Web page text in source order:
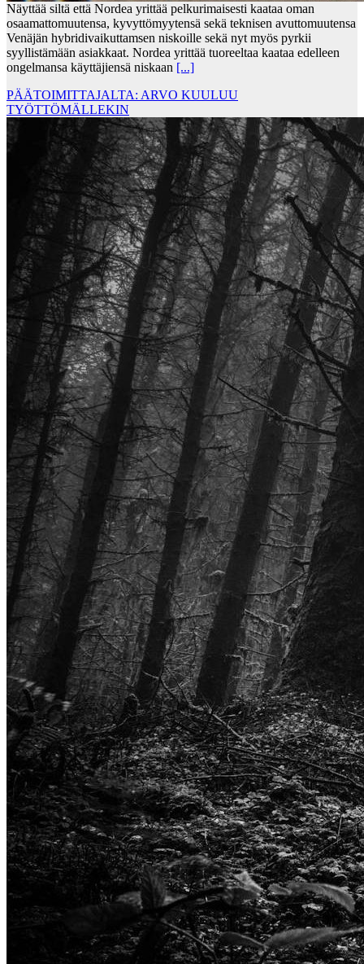
Näyttää siltä että Nordea yrittää pelkurimaisesti kaataa oman
osaamattomuutensa, kyvyttömyytensä sekä teknisen avuttomuutensa
Venäjän hybridivaikuttamsen niskoille sekä nyt myös pyrkii
syyllistämään asiakkaat. Nordea yrittää tuoreeltaa kaataa edelleen
ongelmansa käyttäjiensä niskaan [...]
PÄÄTOIMITTAJALTA: ARVO KUULUU
TYÖTTÖMÄLLEKIN